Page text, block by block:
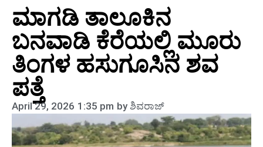
ಮಾಗಡಿ ತಾಲೂಕಿನ
ಬನವಾಡಿ ಕೆರೆಯಲ್ಲಿ ಮೂರು
ತಿಂಗಳ ಹಸುಗೂಸಿನ ಶವ
ಪತ್ತೆ
April 29, 2026 1:35 pm byಶಿವರಾಜ್